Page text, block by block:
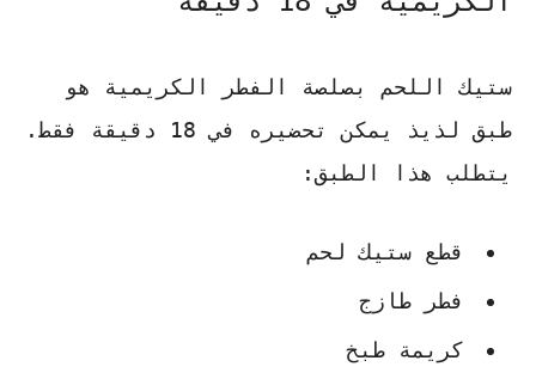
ستيك اللحم بصلصة الفطر الكريمية هو
طبق لذيذ يمكن تحضيره في 18 دقيقة فقط.
يتطلب هذا الطبق:
قطع ستيك لحم
فطر طازج
كريمة طبخ